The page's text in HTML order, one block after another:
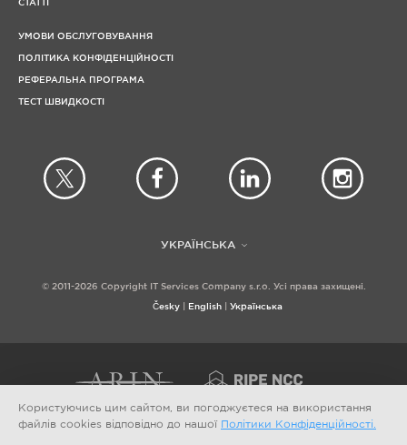
СТАТТІ
УМОВИ ОБСЛУГОВУВАННЯ
ПОЛІТИКА КОНФІДЕНЦІЙНОСТІ
РЕФЕРАЛЬНА ПРОГРАМА
ТЕСТ ШВИДКОСТІ
УКРАЇНСЬКА
© 2011-2026 Copyright IT Services Company s.r.o. Усі права захищені.
Česky
English Українська
МЕТОДИ ОПЛАТИ
Користуючись цим сайтом, ви погоджуєтеся на використання
файлів cookies відповідно до нашої Політики Конфіденційності.